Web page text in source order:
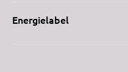
Energielabel